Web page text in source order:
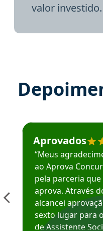
valor investido.
Estudante José
Aprovados
“Meus
ao Aprova
pela parceria que
aprova. Através
alcancei
sexto lugar para
de Assistente